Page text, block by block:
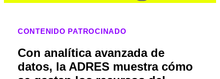
CONTENIDO PATROCINADO
Con analítica avanzada de
datos, la ADRES muestra cómo